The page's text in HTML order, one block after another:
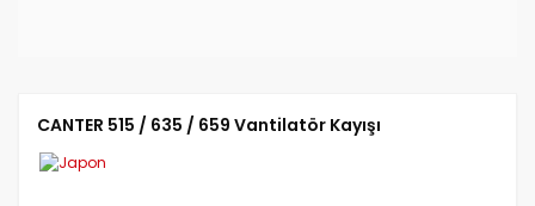
CANTER 515 / 635 / 659 Vantilatör Kayışı